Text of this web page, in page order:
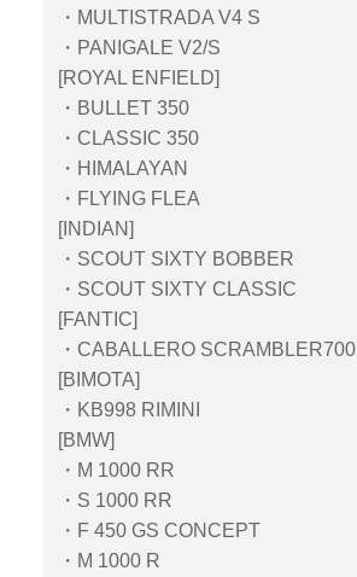
・MULTISTRADA V4 S
・PANIGALE V2/S
[ROYAL ENFIELD]
・BULLET 350
・CLASSIC 350
・HIMALAYAN
・FLYING FLEA
[INDIAN]
・SCOUT SIXTY BOBBER
・SCOUT SIXTY CLASSIC
[FANTIC]
・CABALLERO SCRAMBLER700
[BIMOTA]
・KB998 RIMINI
[BMW]
・M 1000 RR
・S 1000 RR
・F 450 GS CONCEPT
・M 1000 R